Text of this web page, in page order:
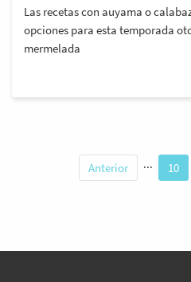
Las recetas con auyama o
opciones para esta temporada
mermelada
Anterior ... 10